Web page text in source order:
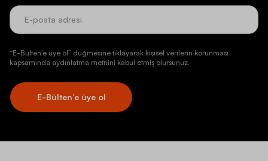
“E-Bülten’e üye ol” düğmesine tıklayarak kişisel verilerin korunması
kapsamında aydınlatma metnini kabul etmiş olursunuz.
E-Bülten’e üye ol